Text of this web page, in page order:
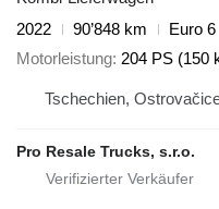
2022
90’848 km
Euro 6
Motorleistung 204 PS (150
Tschechien,
Pro Resale Trucks, s.r.o.